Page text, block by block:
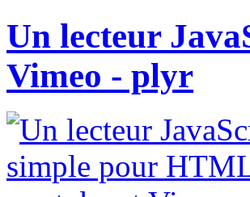
Un lecteur
Vimeo - plyr